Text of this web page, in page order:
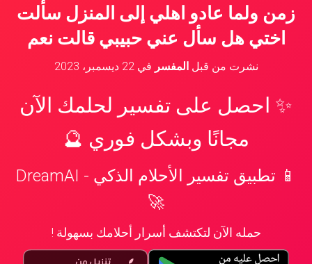
ق
زمن ولما عادو اهلي إلى المنزل سألت
اختي هل سأل عني حبيبي قالت نعم
نشرت من قبلالمفسر في22 ديسمبر، 2023
✨ احصل على تفسير لحلمك الآن
مجانًا وبشكل فوري 🔮
📱 تطبيق تفسير الأحلام الذكي - DreamAI
🚀
حمله الآن لتكتشف أسرار أحلامك بسهولة !